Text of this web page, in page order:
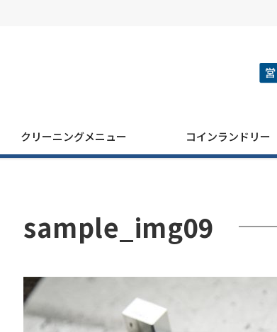
クリーニングメニュー コインランドリー
sample_img09